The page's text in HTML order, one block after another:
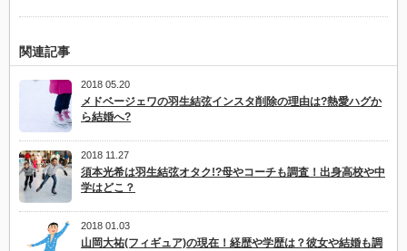
関連記事
2018 05.20
メドベージェワの羽生結弦インスタ削除の理由は?熱愛ハグか
ら結婚へ?
2018 11.27
須本光希は羽生結弦オタク!?母やコーチも調査！出身高校や中
学はどこ？
2018 01.03
山岡大祐(フィギュア)の現在！経歴や学歴は？彼女や結婚も調